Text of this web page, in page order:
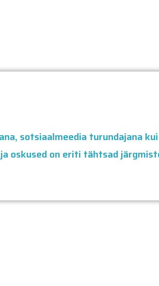
sotsiaalmeedia turundajana
oskused on eriti tähtsad